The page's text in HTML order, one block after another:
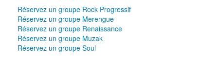
Réservez un groupe Rock Progressif
Réservez un groupe Merengue
Réservez un groupe Renaissance
Réservez un groupe Muzak
Réservez un groupe Soul